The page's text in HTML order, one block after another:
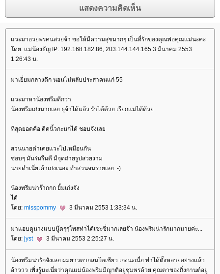
แวะมาอวยพรคนสวยจ้า ขอให้มีความสุขมากๆ เป็นที่รักของคุณพ่อคุณแม่นะคะ
โดย: แม่น้องธัญ IP: 192.168.182.86, 203.144.144.165 3 มีนาคม 2553
1:26:43 น.
มาเยี่ยมกลางดึก นอนไม่หลับประสาคนแก่ 55
แวะมาหาน้องพรีมดีกว่า
น้องพรีมเก่งมากเลย ธุจ้าได้แล้ว รำได้ด้วย เรียกแม่ได้ด้วย
ที่สุดยอดคือ ดีดนิ้วกะนกได้ ชอบจังเลย
สวนนายดำเคยแวะไปเหมือนกัน
ชอบๆ มันร่มรื่นดี มีจุดถ่ายรูปสวยงาม
นายดำเนี่ยเค้าเก่งเนอะ ทำสวนจนรวยเลย :-)
น้องพรีมน่าร๊ากกก ยิ้มเก่งจัง
ได้
โดย: misspommy 3 มีนาคม 2553 1:33:34 น.
มาแอบดูนางแบบนู๊ดๆๆโพสท่าได้เซะซี่มากเลยจ๊า น้องพรีมน่ารักมากมายค่ะ...
โดย: jyst 3 มีนาคม 2553 2:25:27 น.
น้องพรีมน่ารักจังเลย ผมยาวตากลมโตเชียว เก่งนะเนี่ย ทำได้ตั้งหลายอย่างแล้ว
อ้าววว เพิ่งรู้นะเนี่ยว่าคุณแม่น้องพรีมมีญาติอยู่ชุมพรด้วย คุณตาของกิ่งกานต์อยู่